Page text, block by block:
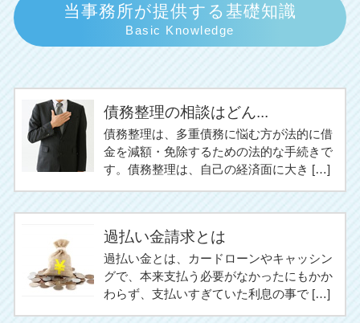
当事務所が提供する基礎知識
Basic Knowledge
債務整理の相談はどん...
債務整理は、多重債務に悩む方が法的に借
金を減額・免除するための法的な手続きで
す。債務整理は、自己の経済面に大き […]
過払い金請求とは
過払い金とは、カードローンやキャッシン
グで、本来支払う必要がなかったにもかか
わらず、支払いすぎていた利息の事で […]